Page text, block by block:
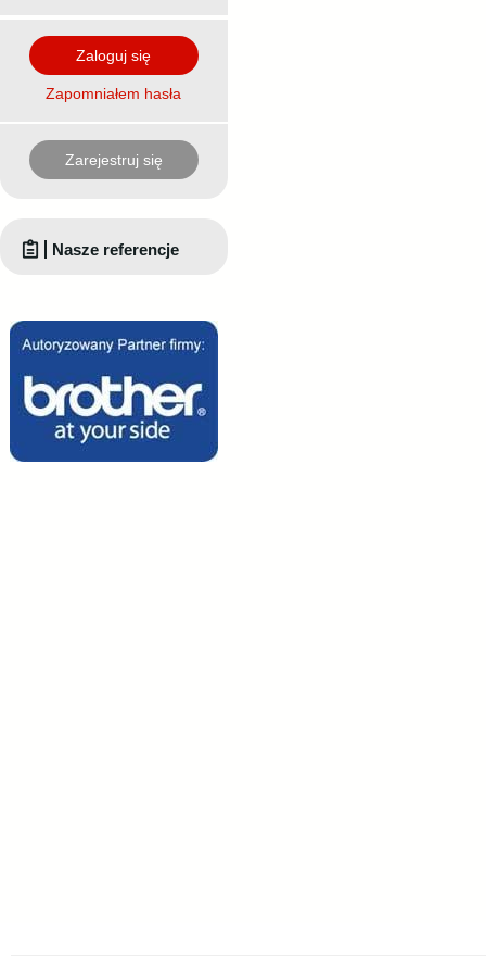
Zaloguj się
Zapomniałem hasła
Zarejestruj się
Nasze referencje